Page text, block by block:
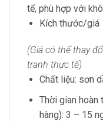
tế, phù hợp với
Kích thước/giá
(Giá có thể thay
tranh thực tế)
Chất liệu: sơn
Thời gian hoàn
hàng): 3 – 15